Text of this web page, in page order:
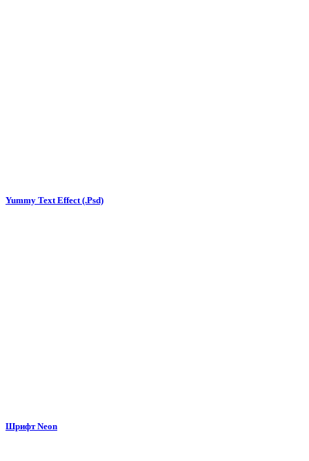
Yummy Text Effect (.Psd)
Шрифт Neon